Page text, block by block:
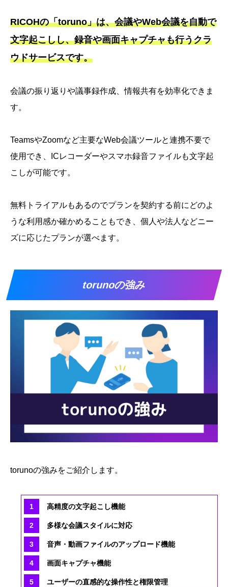
RICOHの「toruno」は、会議やWeb会議を自動で
文字起こしし、録音や画面キャプチャも行うクラ
ウドサービスです。
会議の振り返りや議事録作成、情報共有を効率化できま
す。
TeamsやZoomなど主要なWeb会議ツールと連携不要で
使用でき、ICレコーダーやスマホ録音ファイルも文字起
こしが可能です。
無料トライアルもあるのでプランを契約する前にどのよ
うな利用感か確かめることもでき、個人や法人などニー
ズに応じたプランが選べます。
torunoの強み
torunoの強みをご紹介します。
高精度の文字起こし機能
多様な会議スタイルに対応
音声・動画ファイルのアップロード機能
画面キャプチャ機能
ユーザーの直感的な操作性と権限管理